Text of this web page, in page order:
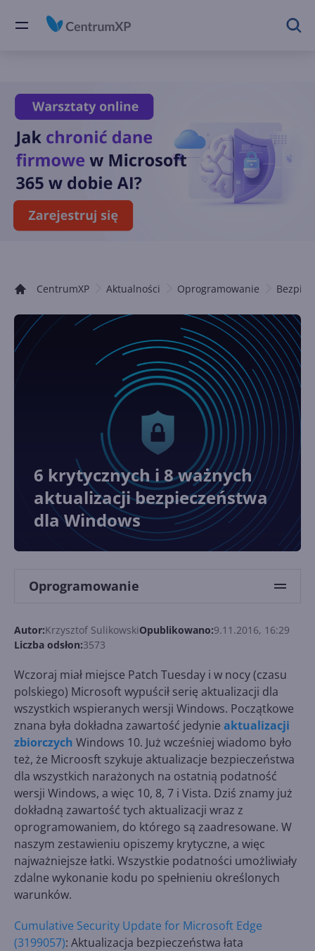
CentrumXP Aktualności Oprogramowanie
6 krytycznych i 8 ważnych
aktualizacji bezpieczeństwa
dla Windows
Oprogramowanie
Autor:Krzysztof SulikowskiOpublikowano:9.11.2016, 16:29
Liczba odsłon:3573
Wczoraj miał miejsce Patch Tuesday i w nocy (czasu
polskiego) Microsoft wypuścił serię aktualizacji dla
wszystkich wspieranych wersji Windows. Początkowe
znana była dokładna zawartość jedynie aktualizacji
zbiorczych Windows 10. Już wcześniej wiadomo było
też, że Microosft szykuje aktualizacje bezpieczeństwa
dla wszystkich narażonych na ostatnią podatność
wersji Windows, a więc 10, 8, 7 i Vista. Dziś znamy już
dokładną zawartość tych aktualizacji wraz z
oprogramowaniem, do którego są zaadresowane. W
naszym zestawieniu opiszemy krytyczne, a więc
najważniejsze łatki. Wszystkie podatności umożliwiały
zdalne wykonanie kodu po spełnieniu określonych
warunków.
Cumulative Security Update for Microsoft Edge
(3199057): Aktualizacja bezpieczeństwa łata